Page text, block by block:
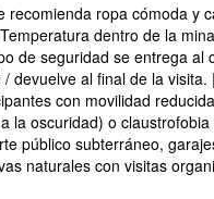
recomienda ropa cómoda y
dentro de la
de seguridad se entrega al
devuelve al final de la visita.
con movilidad
la oscuridad) o
público subterráneo,
naturales con visitas